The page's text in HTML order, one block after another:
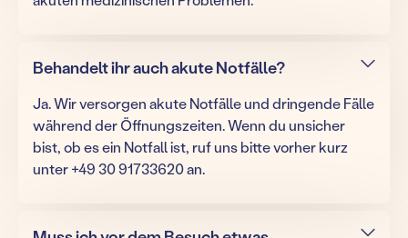
Behandelt ihr auch akute Notfälle?
Ja. Wir versorgen akute Notfälle und dringende Fälle
während der Öffnungszeiten. Wenn du unsicher
bist, ob es ein Notfall ist, ruf uns bitte vorher kurz
unter +49 30 91733620 an.